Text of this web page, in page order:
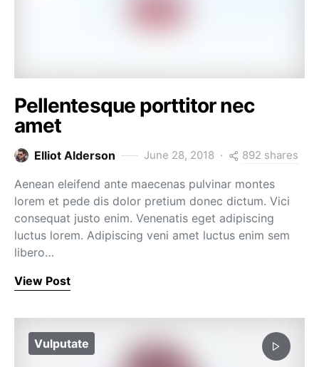
Pellentesque porttitor nec
amet
Elliot Alderson June 28, 2018 892 shares
Aenean eleifend ante maecenas pulvinar montes
lorem et pede dis dolor pretium donec dictum. Vici
consequat justo enim. Venenatis eget adipiscing
luctus lorem. Adipiscing veni amet luctus enim sem
libero…
View Post
Vulputate